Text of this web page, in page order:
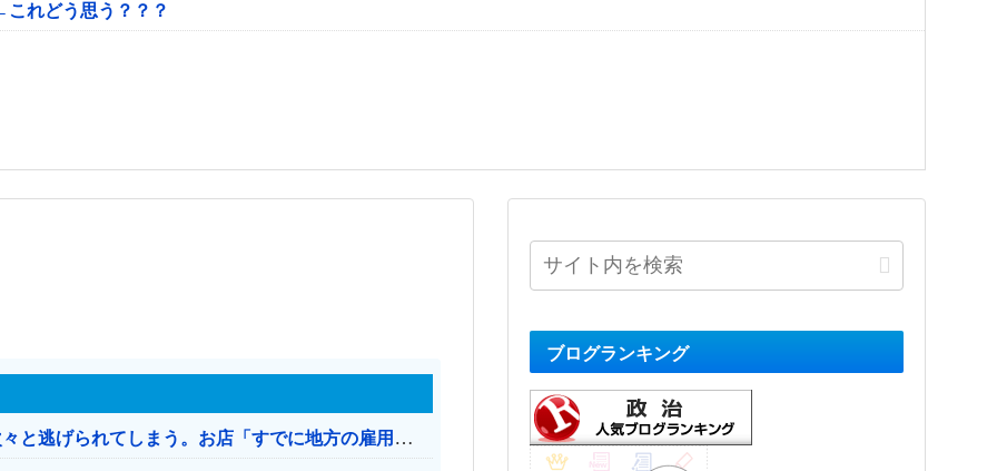
れどう思う？？？
日本のお店、時給1500円でもミャンマー人に次々と逃げられてしまう。お店「すでに地方の雇用は崩壊」
ブログランキング